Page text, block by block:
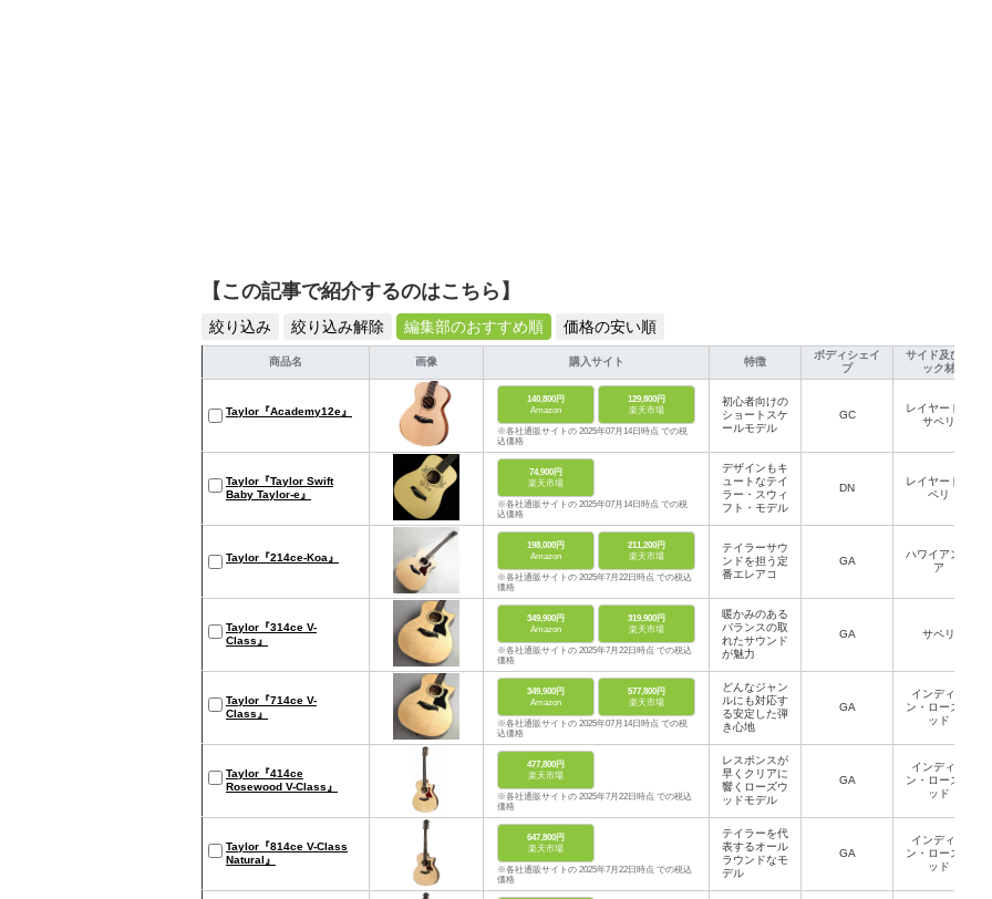
【この記事で紹介するのはこちら】
絞り込み 絞り込み解除 編集部のおすすめ順 価格の安い順
商品名 画像 購入サイト 特徴
ボディシェイ
プ
サイド及びバ
ック材
Taylor『Academy12e』
140,800円
Amazon
129,800円
楽天市場
※各社通販サイトの 2025年07月14日時点 での税
込価格
初心者向けの
ショートスケ
ールモデル
GC
レイヤード・
サペリ
Taylor『Taylor Swift
Baby Taylor-e』
74,900円
楽天市場
※各社通販サイトの 2025年07月14日時点 での税
込価格
デザインもキ
ュートなテイ
ラー・スウィ
フト・モデル
DN
レイヤードサ
ペリ
Taylor『214ce-Koa』
198,000円
Amazon
211,200円
楽天市場
※各社通販サイトの 2025年7月22日時点 での税込
価格
テイラーサウ
ンドを担う定
番エレアコ
GA
ハワイアンコ
ア
Taylor『314ce V-
Class』
349,900円
Amazon
319,900円
楽天市場
※各社通販サイトの 2025年7月22日時点 での税込
価格
暖かみのある
バランスの取
れたサウンド
が魅力
GA サペリ
Taylor『714ce V-
Class』
349,900円
Amazon
577,800円
楽天市場
※各社通販サイトの 2025年07月14日時点 での税
込価格
どんなジャン
ルにも対応す
る安定した弾
き心地
GA
インディア
ン・ローズウ
ッド
Taylor『414ce
Rosewood V-Class』
477,800円
楽天市場
※各社通販サイトの 2025年7月22日時点 での税込
価格
レスポンスが
早くクリアに
響くローズウ
ッドモデル
GA
インディア
ン・ローズウ
ッド
Taylor『814ce V-Class
Natural』
647,800円
楽天市場
※各社通販サイトの 2025年7月22日時点 での税込
価格
テイラーを代
表するオール
ラウンドなモ
デル
GA
インディア
ン・ローズウ
ッド